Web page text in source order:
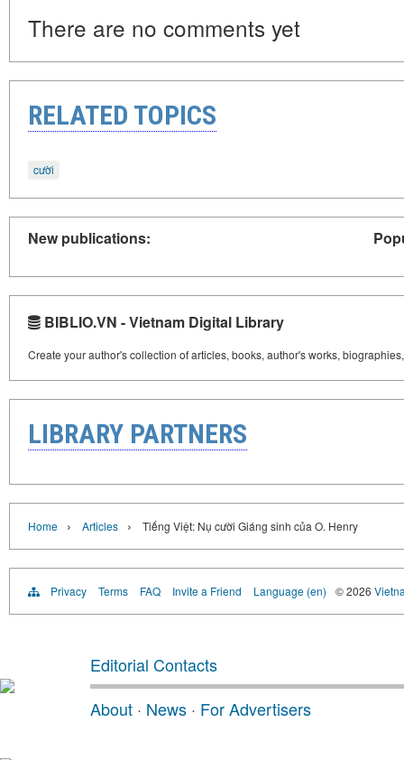
There are no comments yet
RELATED TOPICS
cười
New publications:
BIBLIO.VN - Vietnam Digital Library
Create your author's collection of articles, books, author's works,
LIBRARY PARTNERS
Home › Articles › Tiếng Việt: Nụ cười Giáng sinh của O. Henry
Privacy Terms FAQ Invite a Friend Language (en) © 2026
Editorial Contacts
About · News · For Advertisers